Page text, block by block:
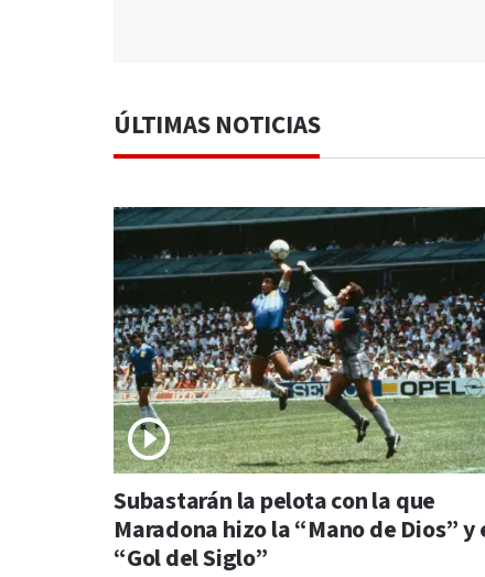
ÚLTIMAS NOTICIAS
Subastarán la pelota con la que
Maradona hizo la “Mano de Dios” y
“Gol del Siglo”